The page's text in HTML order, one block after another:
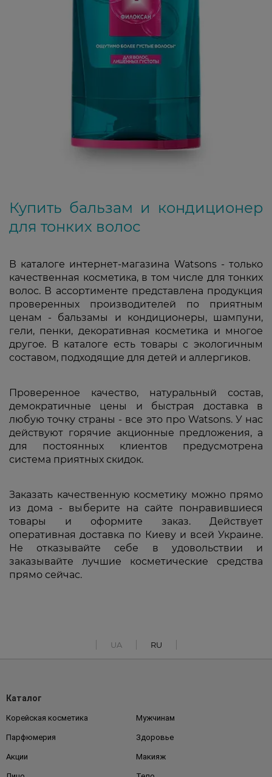
Купить бальзам и кондиционер
для тонких волос
В каталоге интернет-магазина Watsons - только
качественная косметика, в том числе для тонких
волос. В ассортименте представлена продукция
проверенных производителей по приятным
ценам - бальзамы и кондиционеры, шампуни,
гели, пенки, декоративная косметика и многое
другое. В каталоге есть товары с экологичным
составом, подходящие для детей и аллергиков.
Проверенное качество, натуральный состав,
демократичные цены и быстрая доставка в
любую точку страны - все это про Watsons. У нас
действуют горячие акционные предложения, а
для постоянных клиентов предусмотрена
система приятных скидок.
Заказать качественную косметику можно прямо
из дома - выберите на сайте понравившиеся
товары и оформите заказ. Действует
оперативная доставка по Киеву и всей Украине.
Не отказывайте себе в удовольствии и
заказывайте лучшие косметические средства
прямо сейчас.
UA RU
Каталог
Корейская косметика Мужчинам
Парфюмерия Здоровье
Акции Макияж